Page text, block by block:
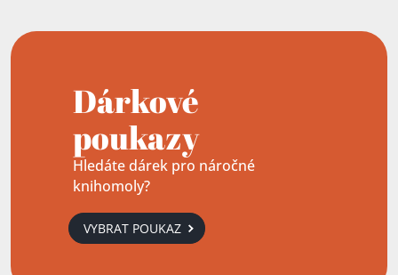
Dárkové
poukazy
Hledáte dárek pro náročné
knihomoly?
VYBRAT POUKAZ